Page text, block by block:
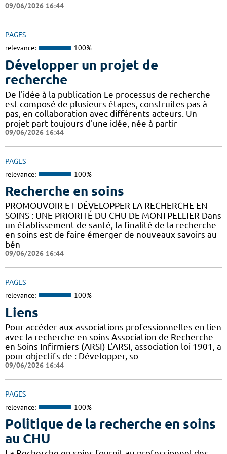
09/06/2026 16:44
PAGES
relevance: 100%
Développer un projet de
recherche
De l'idée à la publication Le processus de recherche
est composé de plusieurs étapes, construites pas à
pas, en collaboration avec différents acteurs. Un
projet part toujours d'une idée, née à partir
09/06/2026 16:44
PAGES
relevance: 100%
Recherche en soins
PROMOUVOIR ET DÉVELOPPER LA RECHERCHE EN
SOINS : UNE PRIORITÉ DU CHU DE MONTPELLIER Dans
un établissement de santé, la finalité de la recherche
en soins est de faire émerger de nouveaux savoirs au
bén
09/06/2026 16:44
PAGES
relevance: 100%
Liens
Pour accéder aux associations professionnelles en lien
avec la recherche en soins Association de Recherche
en Soins Infirmiers (ARSI) L'ARSI, association loi 1901, a
pour objectifs de : Développer, so
09/06/2026 16:44
PAGES
relevance: 100%
Politique de la recherche en soins
au CHU